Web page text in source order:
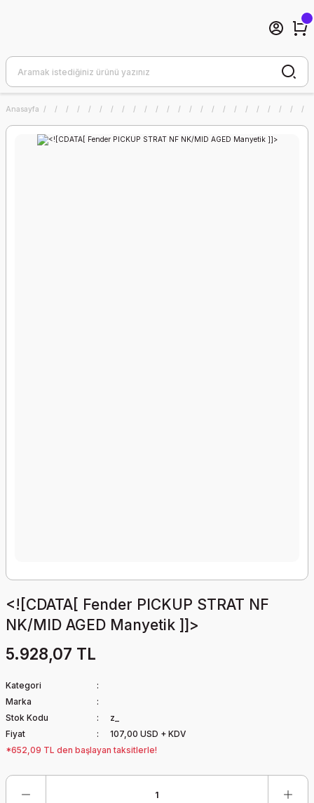
Anasayfa
<![CDATA[ Fender PICKUP STRAT NF
NK/MID AGED Manyetik ]]>
5.928,07 TL
Kategori
Marka
Stok Kodu
z_
Fiyat
107,00 USD + KDV
*652,09 TL den başlayan taksitlerle!